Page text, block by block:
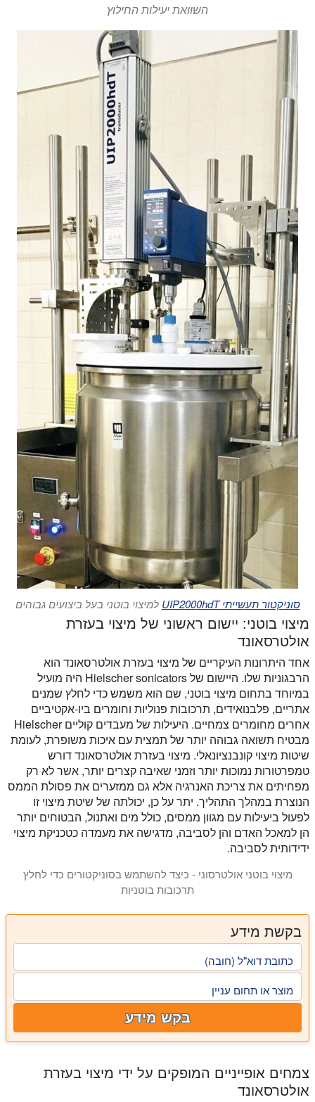
השוואת יעילות החילוץ
סוניקטור תעשייתי UIP2000hdT למיצוי בוטני בעל ביצועים גבוהים
מיצוי בוטני: יישום ראשוני של מיצוי בעזרת
אולטרסאונד
אחד היתרונות העיקריים של מיצוי בעזרת אולטרסאונד הוא
הרבגוניות שלו. היישום של Hielscher sonicators היה מועיל
במיוחד בתחום מיצוי בוטני, שם הוא משמש כדי לחלץ שמנים
אתריים, פלבנואידים, תרכובות פנוליות וחומרים ביו-אקטיביים
אחרים מחומרים צמחיים. היעילות של מעבדים קוליים Hielscher
מבטיח תשואה גבוהה יותר של תמצית עם איכות משופרת, לעומת
שיטות מיצוי קונבנציונאלי. מיצוי בעזרת אולטרסאונד דורש
טמפרטורות נמוכות יותר וזמני שאיבה קצרים יותר, אשר לא רק
מפחיתים את צריכת האנרגיה אלא גם ממזערים את פסולת הממס
הנוצרת במהלך התהליך. יתר על כן, יכולתה של שיטת מיצוי זו
לפעול ביעילות עם מגוון ממסים, כולל מים ואתנול, הבטוחים יותר
הן למאכל האדם והן לסביבה, מדגישה את מעמדה כטכניקת מיצוי
ידידותית לסביבה.
מיצוי בוטני אולטרסוני - כיצד להשתמש בסוניקטורים כדי לחלץ
תרכובות בוטניות
בקשת מידע
כתובת דוא"ל (חובה)
מוצר או תחום עניין
בקש מידע
צמחים אופייניים המופקים על ידי מיצוי בעזרת
אולטרסאונד